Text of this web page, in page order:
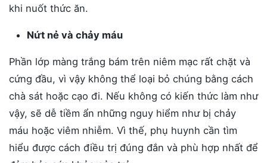
khi nuốt thức ăn.
Nứt nẻ và chảy máu
Phần lớp màng trắng bám trên niêm mạc rất chặt và
cứng đầu, vì vậy không thể loại bỏ chúng bằng cách
chà sát hoặc cạo đi. Nếu không có kiến thức làm như
vậy, sẽ dễ tiềm ẩn những nguy hiểm như bị chảy
máu hoặc viêm nhiễm. Vì thế, phụ huynh cần tìm
hiểu được cách điều trị đúng đắn và phù hợp nhất để